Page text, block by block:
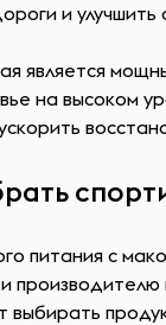
и
является
на высоком
питания с
выбирать